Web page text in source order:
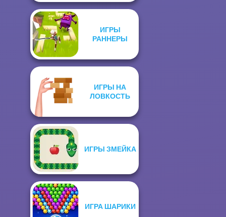
ИГРЫ
РАННЕРЫ
ИГРЫ НА
ЛОВКОСТЬ
ИГРЫ ЗМЕЙКА
ИГРА ШАРИКИ